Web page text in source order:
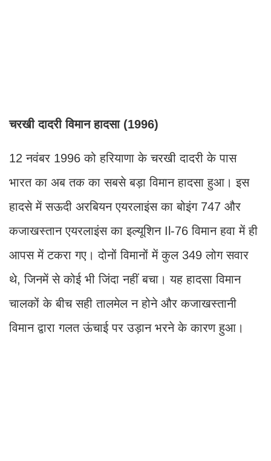
चरखी दादरी विमान हादसा (1996)
12 नवंबर 1996 को हरियाणा के चरखी दादरी के पास
भारत का अब तक का सबसे बड़ा विमान हादसा हुआ। इस
हादसे में सऊदी अरबियन एयरलाइंस का बोइंग 747 और
कजाखस्तान एयरलाइंस का इल्यूशिन Il-76 विमान हवा में ही
आपस में टकरा गए। दोनों विमानों में कुल 349 लोग सवार
थे, जिनमें से कोई भी जिंदा नहीं बचा। यह हादसा विमान
चालकों के बीच सही तालमेल न होने और कजाखस्तानी
विमान द्वारा गलत ऊंचाई पर उड़ान भरने के कारण हुआ।